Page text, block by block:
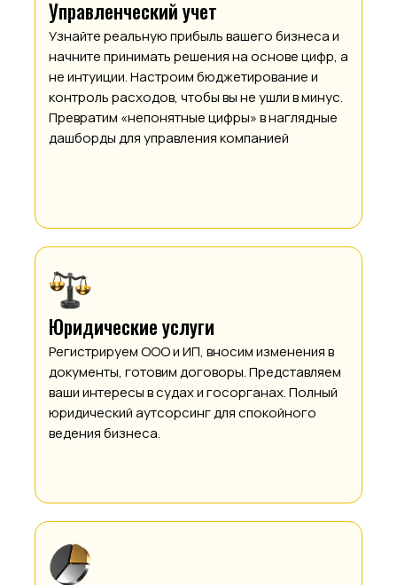
Управленческий учет
Узнайте реальную прибыль вашего бизнеса и
начните принимать решения на основе цифр, а
не интуиции. Настроим бюджетирование и
контроль расходов, чтобы вы не ушли в минус.
Превратим «непонятные цифры» в наглядные
дашборды для управления компанией
Юридические услуги
Регистрируем ООО и ИП, вносим изменения в
документы, готовим договоры. Представляем
ваши интересы в судах и госорганах. Полный
юридический аутсорсинг для спокойного
ведения бизнеса.